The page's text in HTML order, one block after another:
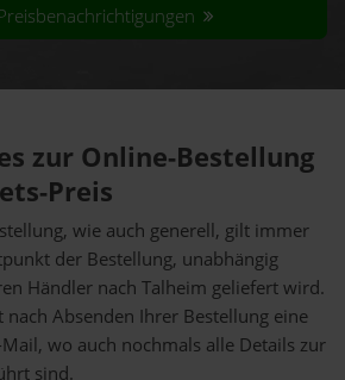
zur Online-Bestellung
Preis
wie auch generell, gilt immer
der Bestellung, unabhängig
Händler nach Talheim geliefert wird.
nach Absenden Ihrer Bestellung eine
wo auch nochmals alle Details zur
sind.